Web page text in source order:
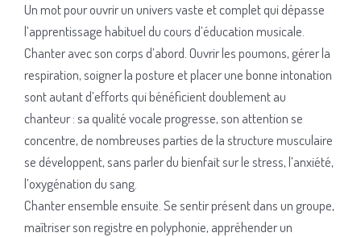
Un mot pour ouvrir un univers vaste et complet qui dépasse
l’apprentissage habituel du cours d’éducation musicale.
Chanter avec son corps d’abord. Ouvrir les poumons, gérer la
respiration, soigner la posture et placer une bonne intonation
sont autant d’efforts qui bénéficient doublement au
chanteur : sa qualité vocale progresse, son attention se
concentre, de nombreuses parties de la structure musculaire
se développent, sans parler du bienfait sur le stress, l’anxiété,
l’oxygénation du sang.
Chanter ensemble ensuite. Se sentir présent dans un groupe,
maîtriser son registre en polyphonie, appréhender un